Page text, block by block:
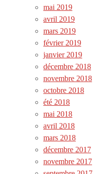
mai 2019
avril 2019
mars 2019
février 2019
janvier 2019
décembre 2018
novembre 2018
octobre 2018
été 2018
mai 2018
avril 2018
mars 2018
décembre 2017
novembre 2017